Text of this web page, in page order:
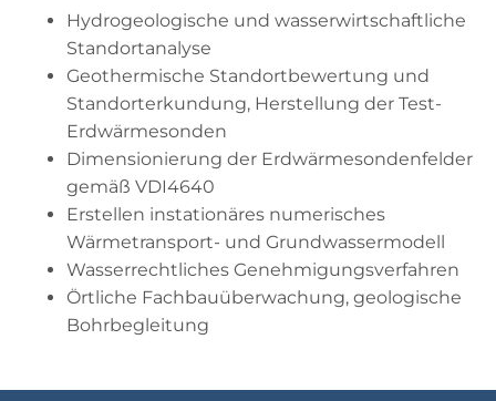
Hydrogeologische und wasserwirtschaftliche
Standortanalyse
Geothermische Standortbewertung und
Standorterkundung, Herstellung der Test-
Erdwärmesonden
Dimensionierung der Erdwärmesondenfelder
gemäß VDI4640
Erstellen instationäres numerisches
Wärmetransport- und Grundwassermodell
Wasserrechtliches Genehmigungsverfahren
Örtliche Fachbauüberwachung, geologische
Bohrbegleitung